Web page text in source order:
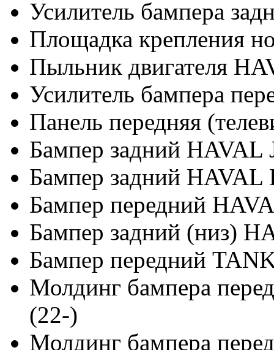
Усилитель бампера
Площадка крепления
Пыльник двигателя
Усилитель бампера
Панель передняя
Бампер задний HAVAL
Бампер задний HAVAL
Бампер передний
Бампер задний (низ)
Бампер передний
Молдинг бампера
(22-)
Молдинг бампера